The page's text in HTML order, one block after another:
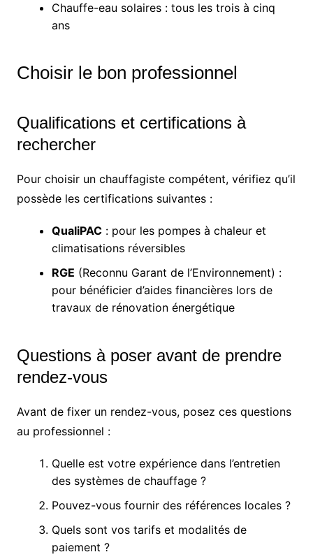
Chauffe-eau solaires : tous les trois à cinq
ans
Choisir le bon professionnel
Qualifications et certifications à
rechercher
Pour choisir un chauffagiste compétent, vérifiez qu’il
possède les certifications suivantes :
QualiPAC: pour les pompes à chaleur et
climatisations réversibles
RGE (Reconnu Garant de l’Environnement) :
pour bénéficier d’aides financières lors de
travaux de rénovation énergétique
Questions à poser avant de prendre
rendez-vous
Avant de fixer un rendez-vous, posez ces questions
au professionnel :
Quelle est votre expérience dans l’entretien
des systèmes de chauffage ?
Pouvez-vous fournir des références locales ?
Quels sont vos tarifs et modalités de
paiement ?